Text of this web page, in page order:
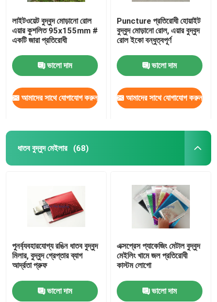
লাইটওয়েট বুদ্বুদ মোড়ানো রোল
এয়ার কুশলিত 95x155mm #
একটি জারা প্রতিরোধী
ভালো দাম
আমাদের সাথে যোগাযোগ করুন
Puncture প্রতিরোধী হোয়াইট
বুদ্বুদ মোড়ানো রোল, এয়ার বুদ্বুদ
রোল ইকো বন্ধুত্বপূর্ণ
ভালো দাম
আমাদের সাথে যোগাযোগ করুন
ধাতব বুদ্বুদ মেইলার (68)
পুনর্ব্যবহারযোগ্য রঙিন ধাতব বুদ্বুদ
মিলার, বুদ্বুদ গ্রেপ্তার ব্যাগ
আর্দ্রতা প্রুফ
ভালো দাম
এক্সপ্রেস প্যাকেজিং মেটাল বুদ্বুদ
মেইলিং খামে জল প্রতিরোধী
কাস্টম লোগো
ভালো দাম